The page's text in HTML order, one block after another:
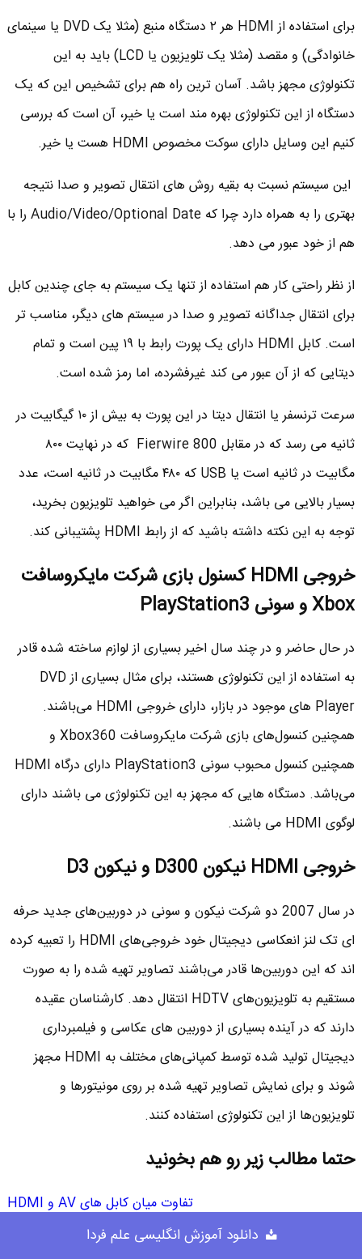
برای استفاده از HDMI هر ٢ دستگاه منبع (مثلا یک DVD یا سینمای
خانوادگی) و مقصد (مثلا یک تلویزیون یا LCD) باید به این
تکنولوژی مجهز باشد. آسان ترین راه هم برای تشخیص این که یک
دستگاه از این تکنولوژی بهره مند است یا خیر، آن است که بررسی
کنیم این وسایل دارای سوکت مخصوص HDMI هست یا خیر.
این سیستم نسبت به بقیه روش های انتقال تصویر و صدا نتیجه
بهتری را به همراه دارد چرا که Audio/Video/Optional Date را با
هم از خود عبور می دهد.
از نظر راحتی کار هم استفاده از تنها یک سیستم به جای چندین کابل
برای انتقال جداگانه تصویر و صدا در سیستم های دیگر، مناسب تر
است. کابل HDMI دارای یک پورت رابط با ١٩ پین است و تمام
دیتایی که از آن عبور می کند غیرفشرده، اما رمز شده است.
سرعت ترنسفر یا انتقال دیتا در این پورت به بیش از ١٠ گیگابیت در
ثانیه می رسد که در مقابل Fierwire 800 که در نهایت ٨٠٠
مگابیت در ثانیه است یا USB که ۴٨٠ مگابیت در ثانیه است، عدد
بسیار بالایی می باشد، بنابراین اگر می خواهید تلویزیون بخرید،
توجه به این نکته داشته باشید که از رابط HDMI پشتیبانی کند.
خروجی HDMIکسنول بازی شرکت مایکروسافت
Xboxو سونی PlayStation3
در حال حاضر و در چند سال اخیر بسیاری از لوازم ساخته شده قادر
به استفاده از این تکنولوژی هستند، برای مثال بسیاری از DVD
Player ‌های موجود در بازار، دارای خروجی HDMI می‌باشند.
همچنین کنسول‌های بازی شرکت مایکروسافت Xbox360 و
همچنین کنسول محبوب سونی PlayStation3 دارای درگاه HDMI
می‌باشد. دستگاه هایی که مجهز به این تکنولوژی می باشند دارای
لوگوی HDMI می ‌باشند.
خروجی HDMI نیکون D300 و نیکون D3
در سال 2007 دو شرکت نیکون و سونی در دوربین‌های جدید حرفه‌
ای تک لنز انعکاسی دیجیتال خود خروجی‌های HDMI را تعبیه کرده
اند که این دوربین‌ها قادر می‌باشند تصاویر تهیه شده را به صورت
مستقیم به تلویزیون‌های HDTV انتقال دهد. کارشناسان عقیده
دارند که در آینده بسیاری از دوربین‌ های عکاسی و فیلمبرداری
دیجیتال تولید شده توسط کمپانی‌های مختلف به HDMI مجهز
شوند و برای نمایش تصاویر تهیه شده بر روی مونیتور‌ها و
تلویزیون‌ها از این تکنولوژی استفاده کنند.
حتما مطالب زیر رو هم بخونید
تفاوت میان کابل های AV و HDMI
کابل ارتباطی صوت و تصویر یکی از موارد مهم
در ارتباط دستگاه ها با یکدیگر است و کابل AV
دانلود آموزش انگلیسی علم فردا